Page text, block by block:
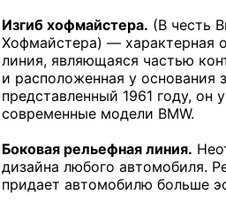
Изгиб хофмайстера. (В честь
Хофмайстера) — характерная
линия, являющаяся частью
и расположенная у основания
представленный 1961 году, он
современные модели BMW.
Боковая рельефная линия.
дизайна любого автомобиля.
придает автомобилю больше